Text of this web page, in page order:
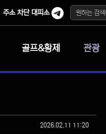
주소 차단 대피소
골프&황제 관광
작성일
2026.02.11 11:20